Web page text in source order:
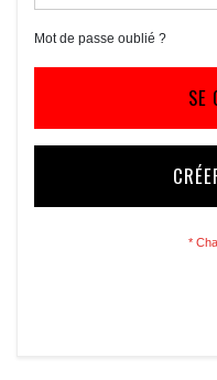
Mot de passe oublié ?
SE